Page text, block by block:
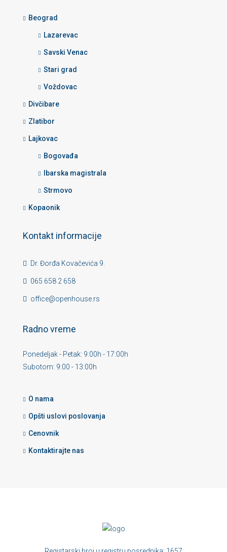
Beograd
Lazarevac
Savski Venac
Stari grad
Voždovac
Divčibare
Zlatibor
Lajkovac
Bogovađa
Ibarska magistrala
Strmovo
Kopaonik
Kontakt informacije
Dr. Đorđa Kovačevića 9.
065 658 2 658
office@openhouse.rs
Radno vreme
Ponedeljak - Petak: 9:00h - 17:00h
Subotom: 9:00 - 13:00h
O nama
Opšti uslovi poslovanja
Cenovnik
Kontaktirajte nas